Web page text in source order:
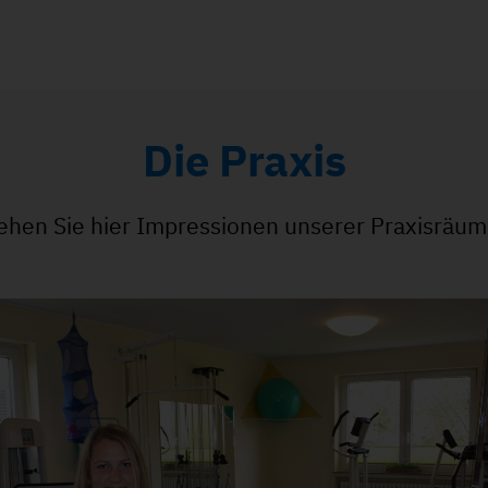
Die Praxis
Sie hier Impressionen unserer